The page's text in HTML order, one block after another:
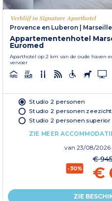
Verblijf in Signature Aparthotel
Provence en Luberon
Marseille
Appartementenhotel
Euromed
Aparthotel op 2 km van de oude haven
vervoer
Studio 2 personen
Studio 2 personen zeezicht
Studio 2 personen superior
ZIE MEER
van 23/08/2026
-30%
€
€
ZIE